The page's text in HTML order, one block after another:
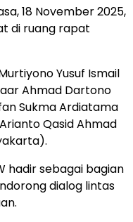
18 November 2025,
di ruang rapat
Yusuf Ismail
Ahmad Dartono
Sukma Ardiatama
Qasid Ahmad
hadir sebagai bagian
dialog lintas